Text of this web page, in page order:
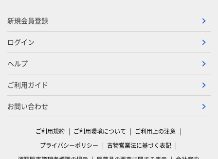
新規会員登録
ログイン
ヘルプ
ご利用ガイド
お問い合わせ
ご利用規約 ご利用環境について
ご利用上の注意
プライバシーポリシー
古物営業法に基づく表記